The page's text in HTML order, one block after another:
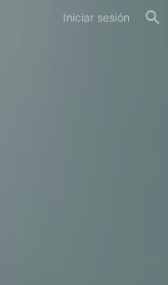
Iniciar sesión